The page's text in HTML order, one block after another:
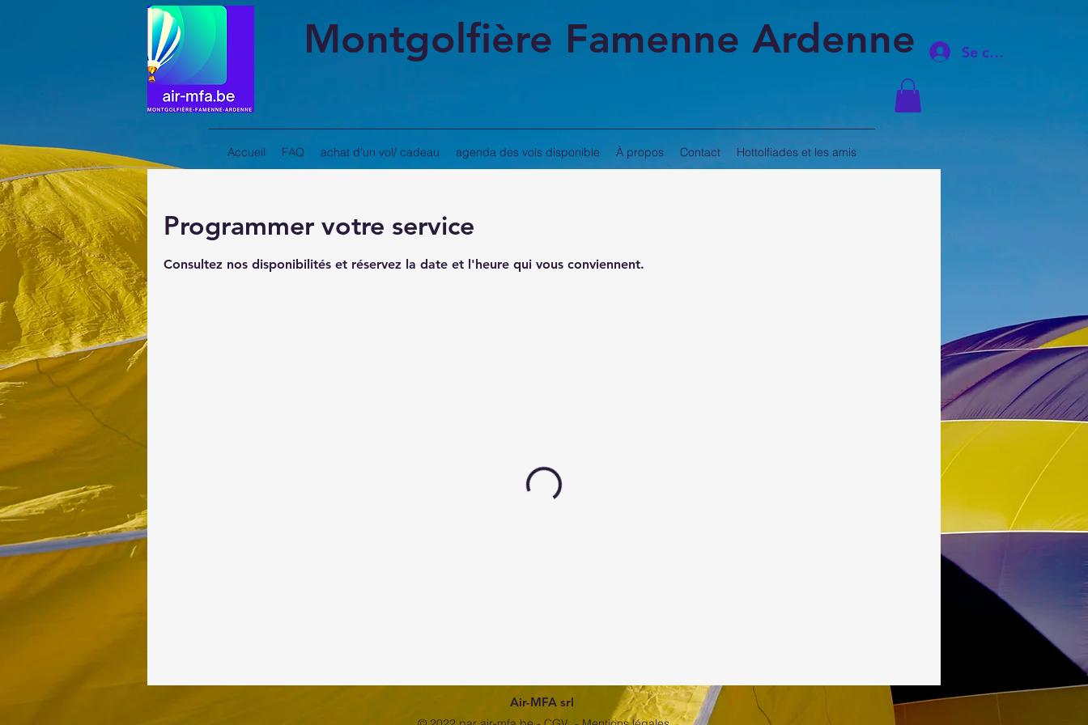
Montgolfière Famenne Ardenne Se connecter
Accueil FAQ achat d'un vol/ cadeau agenda des vols disponible À propos Contact Hottolfiades et les amis
Programmer votre service
Consultez nos disponibilités et réservez la date et l'heure qui vous conviennent.
Air-MFA srl